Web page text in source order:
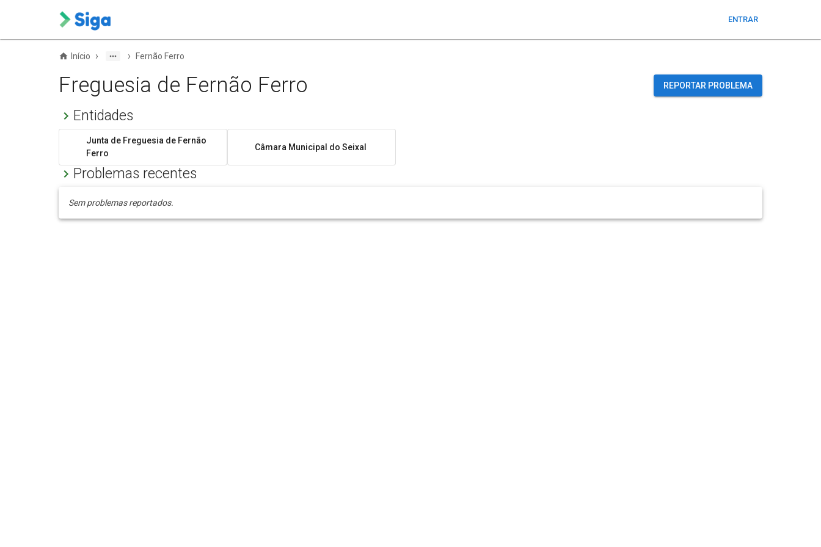
ENTRAR
Início › › Fernão Ferro
Freguesia de Fernão Ferro REPORTAR PROBLEMA
Entidades
Junta de Freguesia de Fernão
Ferro
Câmara Municipal do Seixal
Problemas recentes
Sem problemas reportados.